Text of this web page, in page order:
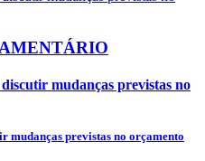
mudanças previstas no
mudanças previstas no orçamento